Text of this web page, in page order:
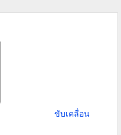
ขับเคลื่อน